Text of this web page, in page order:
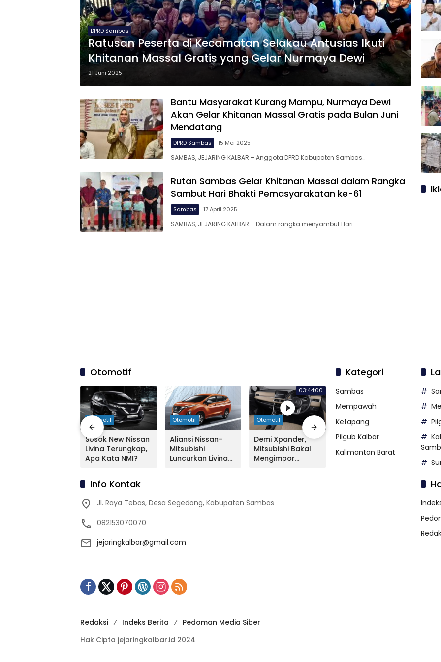
DPRD Sambas
Ratusan Peserta di Kecamatan Selakau Antusias Ikuti
Khitanan Massal Gratis yang Gelar Nurmaya Dewi
21 Juni 2025
Bantu Masyarakat Kurang Mampu, Nurmaya Dewi
Akan Gelar Khitanan Massal Gratis pada Bulan Juni
Mendatang
DPRD Sambas 15 Mei 2025
SAMBAS, JEJARING KALBAR – Anggota DPRD Kabupaten Sambas…
Rutan Sambas Gelar Khitanan Massal dalam Rangka
Sambut Hari Bhakti Pemasyarakatan ke-61
Sambas 17 April 2025
SAMBAS, JEJARING KALBAR – Dalam rangka menyambut Hari…
Otomotif
Otomotif
Sosok New Nissan
Livina Terungkap,
Apa Kata NMI?
Otomotif
Aliansi Nissan-
Mitsubishi
Luncurkan Livina
03:44:00
Otomotif
Demi Xpander,
Mitsubishi Bakal
Mengimpor
Otomotif
Sosok New Nissan
Livina Terungkap,
Apa Kata NMI?
Info Kontak
Jl. Raya Tebas, Desa Segedong, Kabupaten Sambas
082153070070
jejaringkalbar@gmail.com
Kategori
Sambas
Mempawah
Ketapang
Pilgub Kalbar
Kalimantan Barat
Redaksi Indeks Berita
Pedoman Media Siber
Hak Cipta jejaringkalbar.id 2024